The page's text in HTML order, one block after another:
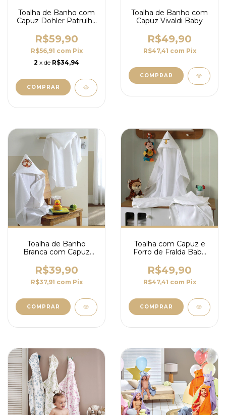
Toalha de Banho com
Capuz Dohler Patrulha
R$59,90
R$56,91 com Pix
2 x de R$34,94
Toalha de Banho com
Capuz Vivaldi Baby
R$49,90
R$47,41 com Pix
COMPRAR
Toalha de Banho
Branca com Capuz
R$39,90
R$37,91 com Pix
Toalha com Capuz e
Forro de Fralda Baby
R$49,90
R$47,41 com Pix
COMPRAR